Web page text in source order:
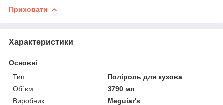
Приховати
Характеристики
Основні
Тип
Поліроль для кузова
Об`єм
3790 мл
Виробник
Meguiar's